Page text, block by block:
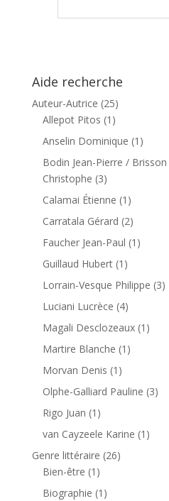
Aide recherche
Auteur-Autrice (25)
Allepot Pitos (1)
Anselin Dominique (1)
Bodin Jean-Pierre /
Christophe (3)
Calamai Étienne (1)
Carratala Gérard (2)
Faucher Jean-Paul (1)
Guillaud Hubert (1)
Lorrain-Vesque Philippe (3)
Luciani Lucrèce (4)
Magali Desclozeaux (1)
Martire Blanche (1)
Morvan Denis (1)
Olphe-Galliard Pauline (3)
Rigo Juan (1)
van Cayzeele Karine (1)
Genre littéraire (26)
Bien-être (1)
Biographie (1)